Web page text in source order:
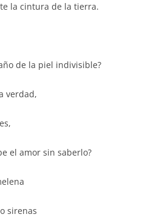
la cintura de la tierra.
de la piel indivisible?
verdad,
el amor sin saberlo?
sirenas